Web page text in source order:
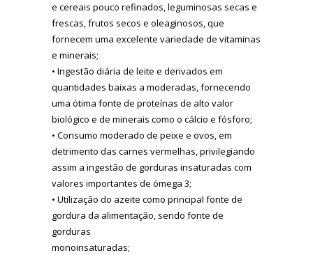
e cereais pouco refinados, leguminosas secas e
frescas, frutos secos e oleaginosos, que
fornecem uma excelente variedade de vitaminas
e minerais;
• Ingestão diária de leite e derivados em
quantidades baixas a moderadas, fornecendo
uma ótima fonte de proteínas de alto valor
biológico e de minerais como o cálcio e fósforo;
• Consumo moderado de peixe e ovos, em
detrimento das carnes vermelhas, privilegiando
assim a ingestão de gorduras insaturadas com
valores importantes de ómega 3;
• Utilização do azeite como principal fonte de
gordura da alimentação, sendo fonte de
gorduras
monoinsaturadas;